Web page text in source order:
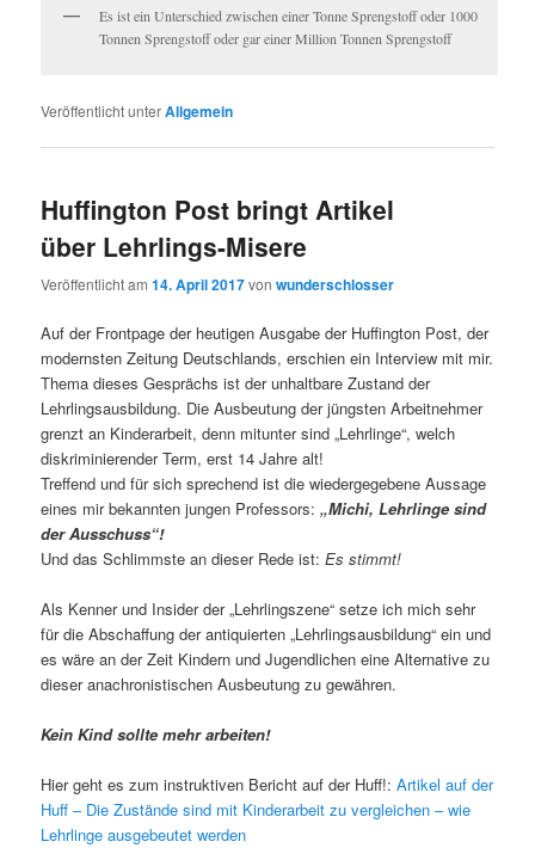
Es ist ein Unterschied zwischen einer Tonne Sprengstoff oder 1000
Tonnen Sprengstoff oder gar einer Million Tonnen Sprengstoff
Veröffentlicht unterAllgemein
Huffington Post bringt Artikel
über Lehrlings-Misere
Veröffentlicht am14. April 2017vonwunderschlosser
Auf der Frontpage der heutigen Ausgabe der Huffington Post, der
modernsten Zeitung Deutschlands, erschien ein Interview mit mir.
Thema dieses Gesprächs ist der unhaltbare Zustand der
Lehrlingsausbildung. Die Ausbeutung der jüngsten Arbeitnehmer
grenzt an Kinderarbeit, denn mitunter sind „Lehrlinge“, welch
diskriminierender Term, erst 14 Jahre alt!
Treffend und für sich sprechend ist die wiedergegebene Aussage
eines mir bekannten jungen Professors:„Michi, Lehrlinge sind
der Ausschuss“!
Und das Schlimmste an dieser Rede ist:Es stimmt!
Als Kenner und Insider der „Lehrlingszene“ setze ich mich sehr
für die Abschaffung der antiquierten „Lehrlingsausbildung“ ein und
es wäre an der Zeit Kindern und Jugendlichen eine Alternative zu
dieser anachronistischen Ausbeutung zu gewähren.
Kein Kind sollte mehr arbeiten!
Hier geht es zum instruktiven Bericht auf der Huff!:Artikel auf der
Huff – Die Zustände sind mit Kinderarbeit zu vergleichen – wie
Lehrlinge ausgebeutet werden